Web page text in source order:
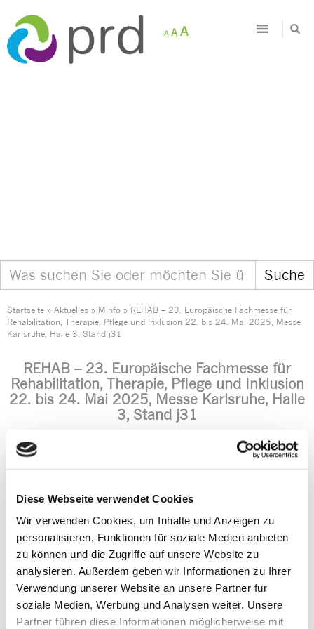
Diese Webseite verwendet Cookies
Wir verwenden Cookies, um Inhalte und Anzeigen zu
personalisieren, Funktionen für soziale Medien anbieten
zu können und die Zugriffe auf unsere Website zu
analysieren. Außerdem geben wir Informationen zu Ihrer
Verwendung unserer Website an unsere Partner für
soziale Medien, Werbung und Analysen weiter. Unsere
Partner führen diese Informationen möglicherweise mit
A
Decrease
font
A Reset
AIncrease
Startseite » Aktuelles » Minfo » REHAB – 23. Europäische Fachmesse für
Rehabilitation, Therapie, Pflege und Inklusion 22. bis 24. Mai 2025, Messe
Karlsruhe, Halle 3, Stand j31
REHAB – 23. Europäische Fachmesse für
Rehabilitation, Therapie, Pflege und Inklusion
22. bis 24. Mai 2025, Messe Karlsruhe, Halle
3, Stand j31
Seit über 40 Jahren ist die REHAB in Karlsruhe weltweit eine
der größten und bedeutendsten Fachmessen für